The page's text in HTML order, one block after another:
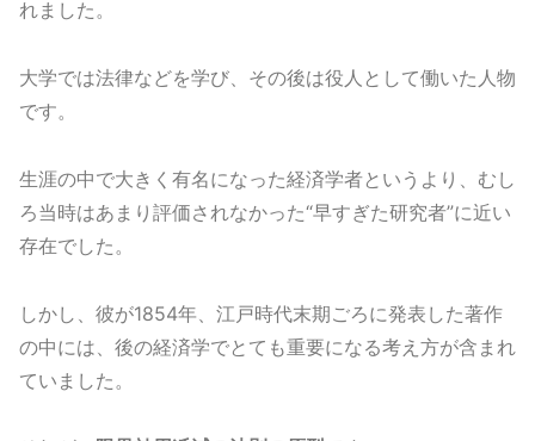
れました。
大学では法律などを学び、その後は役人として働いた人物
です。
生涯の中で大きく有名になった経済学者というより、むし
ろ当時はあまり評価されなかった“早すぎた研究者”に近い
存在でした。
しかし、彼が1854年、江戸時代末期ごろに発表した著作
の中には、後の経済学でとても重要になる考え方が含まれ
ていました。